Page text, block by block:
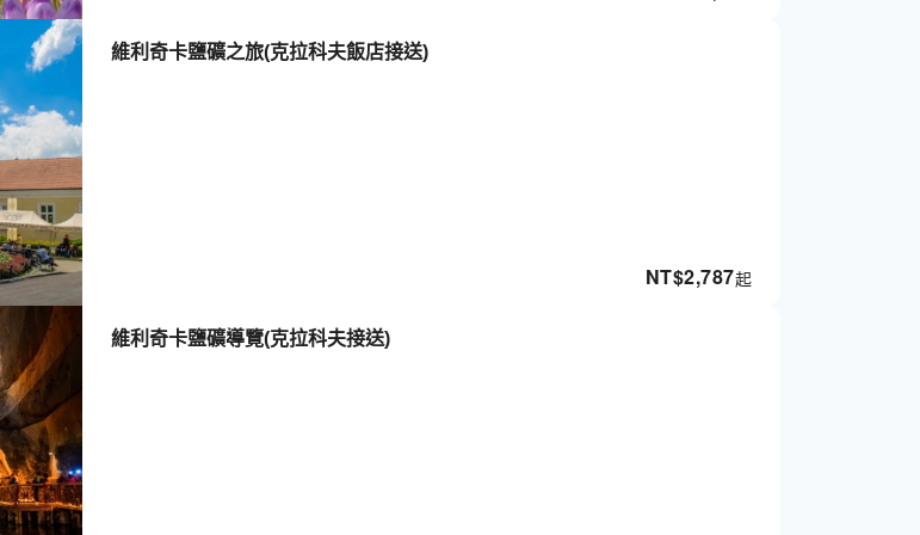
維利奇卡鹽礦之旅(克拉科夫飯店接送)
NT$2,787起
維利奇卡鹽礦導覽(克拉科夫接送)